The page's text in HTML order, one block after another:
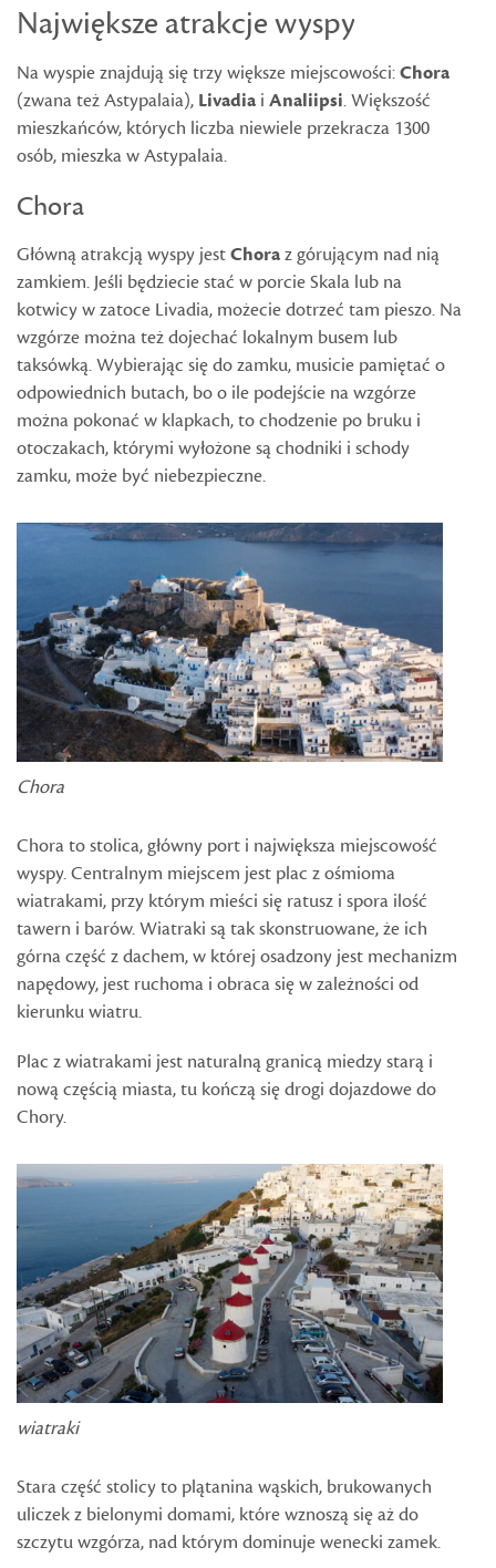
Największe atrakcje wyspy
Na wyspie znajdują się trzy większe miejscowości:Chora
(zwana też Astypalaia), Livadia i Analiipsi. Większość
mieszkańców, których liczba niewiele przekracza 1300
osób, mieszka w Astypalaia.
Chora
Główną atrakcją wyspy jestChoraz górującym nad nią
zamkiem. Jeśli będziecie stać w porcie Skala lub na
kotwicy w zatoce Livadia, możecie dotrzeć tam pieszo. Na
wzgórze można też dojechać lokalnym busem lub
taksówką. Wybierając się do zamku, musicie pamiętać o
odpowiednich butach, bo o ile podejście na wzgórze
można pokonać w klapkach, to chodzenie po bruku i
otoczakach, którymi wyłożone są chodniki i schody
zamku, może być niebezpieczne.
Chora
Chora to stolica, główny port i największa miejscowość
wyspy. Centralnym miejscem jest plac z ośmioma
wiatrakami, przy którym mieści się ratusz i spora ilość
tawern i barów. Wiatraki są tak skonstruowane, że ich
górna część z dachem, w której osadzony jest mechanizm
napędowy, jest ruchoma i obraca się w zależności od
kierunku wiatru.
Plac z wiatrakami jest naturalną granicą miedzy starą i
nową częścią miasta, tu kończą się drogi dojazdowe do
Chory.
wiatraki
Stara część stolicy to plątanina wąskich, brukowanych
uliczek z bielonymi domami, które wznoszą się aż do
szczytu wzgórza, nad którym dominuje wenecki zamek.